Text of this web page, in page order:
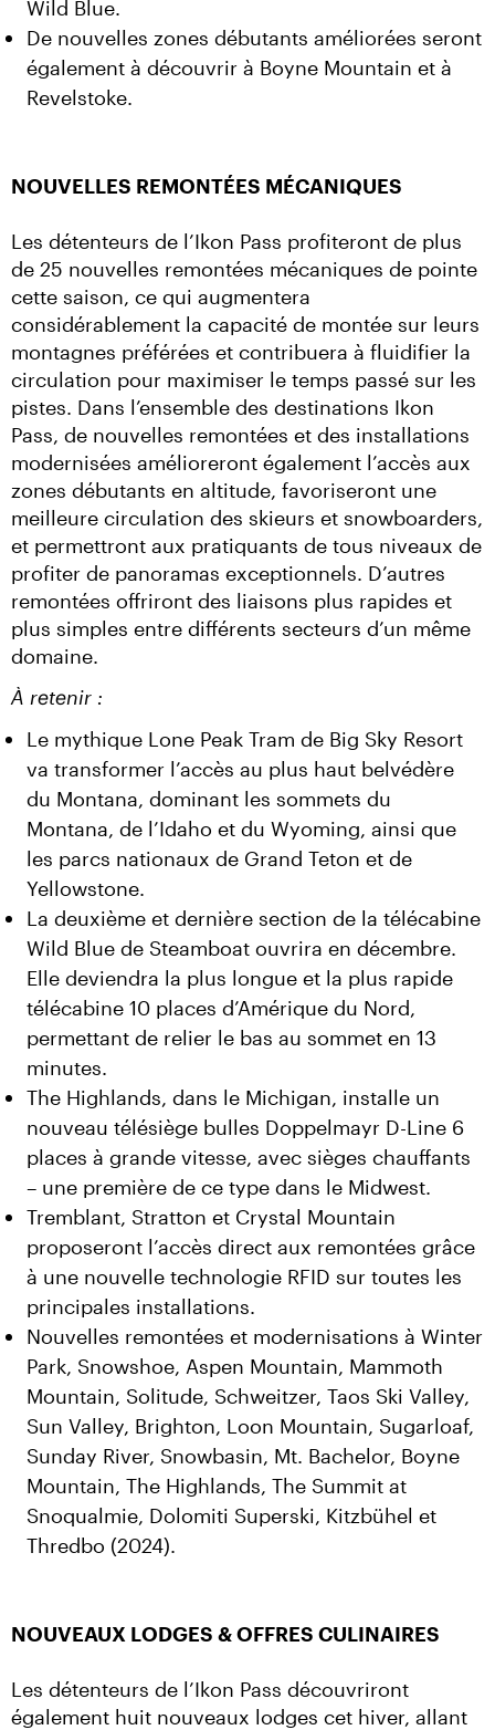
Wild Blue.
De nouvelles zones débutants améliorées seront
également à découvrir à Boyne Mountain et à
Revelstoke.
NOUVELLES REMONTÉES MÉCANIQUES
Les détenteurs de l’Ikon Pass profiteront de plus
de 25 nouvelles remontées mécaniques de pointe
cette saison, ce qui augmentera
considérablement la capacité de montée sur leurs
montagnes préférées et contribuera à fluidifier la
circulation pour maximiser le temps passé sur les
pistes. Dans l’ensemble des destinations Ikon
Pass, de nouvelles remontées et des installations
modernisées amélioreront également l’accès aux
zones débutants en altitude, favoriseront une
meilleure circulation des skieurs et snowboarders,
et permettront aux pratiquants de tous niveaux de
profiter de panoramas exceptionnels. D’autres
remontées offriront des liaisons plus rapides et
plus simples entre différents secteurs d’un même
domaine.
À retenir :
Le mythique Lone Peak Tram de Big Sky Resort
va transformer l’accès au plus haut belvédère
du Montana, dominant les sommets du
Montana, de l’Idaho et du Wyoming, ainsi que
les parcs nationaux de Grand Teton et de
Yellowstone.
La deuxième et dernière section de la télécabine
Wild Blue de Steamboat ouvrira en décembre.
Elle deviendra la plus longue et la plus rapide
télécabine 10 places d’Amérique du Nord,
permettant de relier le bas au sommet en 13
minutes.
The Highlands, dans le Michigan, installe un
nouveau télésiège bulles Doppelmayr D-Line 6
places à grande vitesse, avec sièges chauffants
– une première de ce type dans le Midwest.
Tremblant, Stratton et Crystal Mountain
proposeront l’accès direct aux remontées grâce
à une nouvelle technologie RFID sur toutes les
principales installations.
Nouvelles remontées et modernisations à Winter
Park, Snowshoe, Aspen Mountain, Mammoth
Mountain, Solitude, Schweitzer, Taos Ski Valley,
Sun Valley, Brighton, Loon Mountain, Sugarloaf,
Sunday River, Snowbasin, Mt. Bachelor, Boyne
Mountain, The Highlands, The Summit at
Snoqualmie, Dolomiti Superski, Kitzbühel et
Thredbo (2024).
NOUVEAUX LODGES & OFFRES CULINAIRES
Les détenteurs de l’Ikon Pass découvriront
également huit nouveaux lodges cet hiver, allant